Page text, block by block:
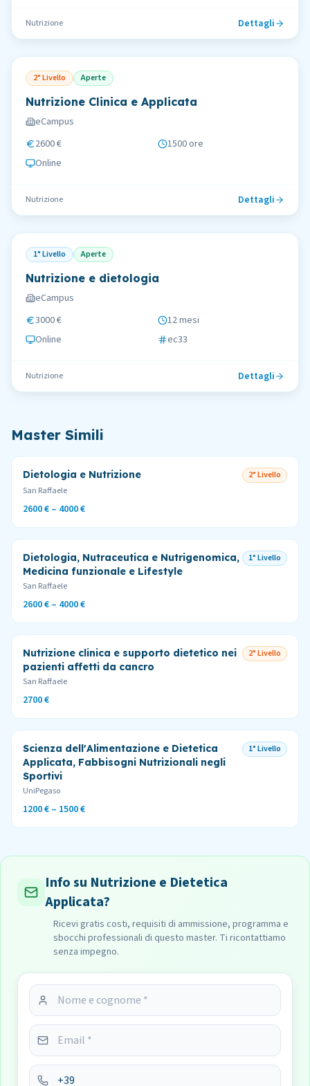
Nutrizione Dettagli
2° Livello Aperte
Nutrizione Clinica e Applicata
eCampus
2600 €
1500 ore
Online
Nutrizione Dettagli
1° Livello Aperte
Nutrizione e dietologia
eCampus
3000 €
12 mesi
Online
ec33
Nutrizione Dettagli
Master Simili
Dietologia e Nutrizione
2° Livello
San Raffaele
2600 € – 4000 €
Dietologia, Nutraceutica e Nutrigenomica,
Medicina funzionale e Lifestyle
1° Livello
San Raffaele
2600 € – 4000 €
Nutrizione clinica e supporto dietetico nei
pazienti affetti da cancro
2° Livello
San Raffaele
2700 €
Scienza dell'Alimentazione e Dietetica
Applicata, Fabbisogni Nutrizionali negli
Sportivi
1° Livello
UniPegaso
1200 € – 1500 €
Info su Nutrizione e Dietetica
Applicata?
Ricevi gratis costi, requisiti di ammissione, programma e
sbocchi professionali di questo master. Ti ricontattiamo
senza impegno.